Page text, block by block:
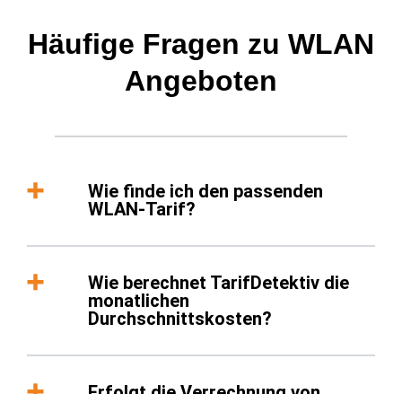
Häufige Fragen zu WLAN
Angeboten
Wie finde ich den passenden
WLAN-Tarif?
Wie berechnet TarifDetektiv die
monatlichen
Durchschnittskosten?